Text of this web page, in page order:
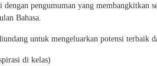
pengumuman yang membangkitkan
Bahasa.
untuk mengeluarkan potensi terbaik
di kelas)